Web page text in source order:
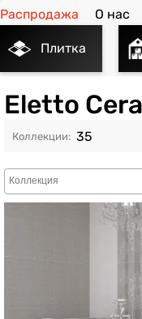
Распродажа О нас
Плитка
Eletto
35